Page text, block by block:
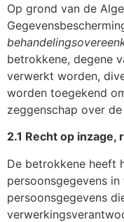
Op grond van de
betrokkene, degene
verwerkt worden,
worden toegekend
zeggenschap over
2.1 Recht op
De betrokkene heeft
persoonsgegevens
persoonsgegevens